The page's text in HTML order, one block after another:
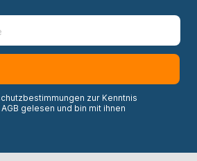
zur Kenntnis
AGB gelesen und bin mit ihnen